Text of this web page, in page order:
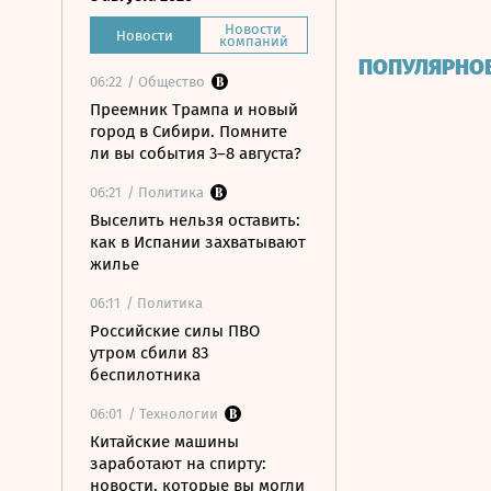
Новости Новости
компаний
06:22 / Общество
Преемник Трампа и новый
город в Сибири. Помните
ли вы события 3–8 августа?
06:21 / Политика
Выселить нельзя оставить:
как в Испании захватывают
жилье
06:11 / Политика
Российские силы ПВО
утром сбили 83
беспилотника
06:01 / Технологии
Китайские машины
заработают на спирту:
новости, которые вы могли